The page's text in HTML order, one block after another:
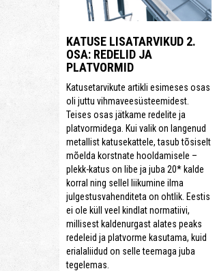
KATUSE LISATARVIKUD 2.
OSA: REDELID JA
PLATVORMID
Katusetarvikute artikli esimeses osas
oli juttu vihmaveesüsteemidest.
Teises osas jätkame redelite ja
platvormidega. Kui valik on langenud
metallist katusekattele, tasub tõsiselt
mõelda korstnate hooldamisele –
plekk-katus on libe ja juba 20* kalde
korral ning sellel liikumine ilma
julgestusvahenditeta on ohtlik. Eestis
ei ole küll veel kindlat normatiivi,
millisest kaldenurgast alates peaks
redeleid ja platvorme kasutama, kuid
erialaliidud on selle teemaga juba
tegelemas.